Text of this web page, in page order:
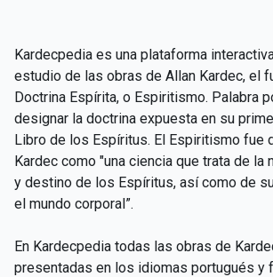
Kardecpedia es una plataforma
estudio de las obras de Allan Kardec, el
Doctrina Espírita, o Espiritismo. Palabra
designar la doctrina expuesta en su
Libro de los Espíritus. El Espiritismo fue
Kardec como "una ciencia que trata de la
y destino de los Espíritus, así como de
el mundo corporal”.
En Kardecpedia todas las obras de
presentadas en los idiomas portugués y